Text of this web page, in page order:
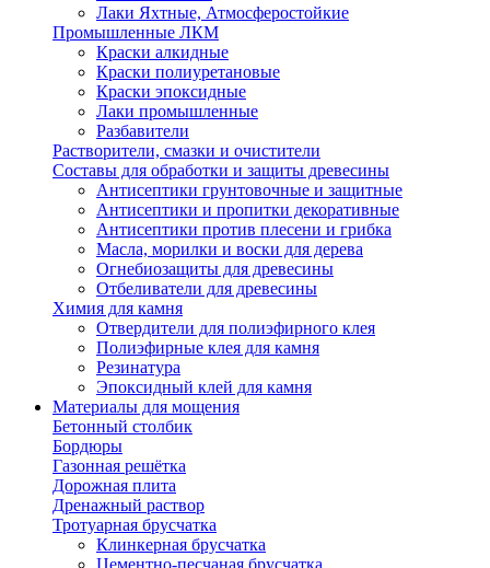
Лаки Яхтные, Атмосферостойкие
Промышленные ЛКМ
Краски алкидные
Краски полиуретановые
Краски эпоксидные
Лаки промышленные
Разбавители
Растворители, смазки и очистители
Составы для обработки и защиты древесины
Антисептики грунтовочные и защитные
Антисептики и пропитки декоративные
Антисептики против плесени и грибка
Масла, морилки и воски для дерева
Огнебиозащиты для древесины
Отбеливатели для древесины
Химия для камня
Отвердители для полиэфирного клея
Полиэфирные клея для камня
Резинатура
Эпоксидный клей для камня
Материалы для мощения
Бетонный столбик
Бордюры
Газонная решётка
Дорожная плита
Дренажный раствор
Тротуарная брусчатка
Клинкерная брусчатка
Цементно-песчаная брусчатка